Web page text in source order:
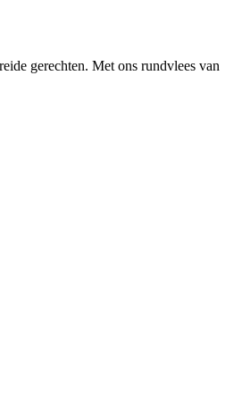
gerechten. Met ons rundvlees van